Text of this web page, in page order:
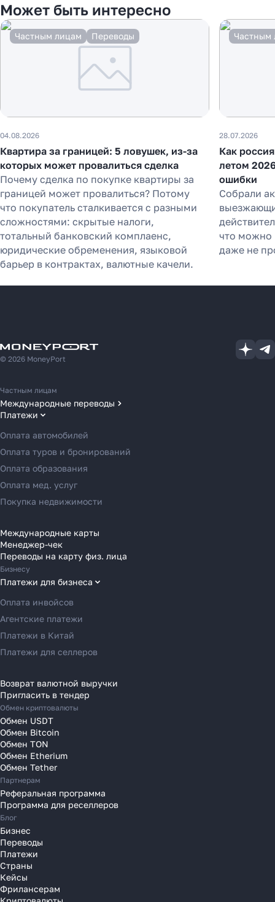
Может быть интересно
Частным лицам Переводы
04.08.2026
Квартира за границей: 5 ловушек, из-за
которых может провалиться сделка
Почему сделка по покупке квартиры за
границей может провалиться? Потому
что покупатель сталкивается с разными
сложностями: скрытые налоги,
тотальный банковский комплаенс,
юридические обременения, языковой
барьер в контрактах, валютные качели.
Частным
28.07.2026
Как
летом
ошибки
Собрали
что можно
даже не
© 2026 MoneyPort
Частным лицам
Международные переводы
Переводы в США
Переводы в ОАЭ
Переводы в Европу
Переводы в Азию
Переводы в Россию
Переводы в Австрию
Переводы в Болгарию
Переводы в Венгрию
Переводы в Великобританию
Переводы в Грецию
Переводы в Германию
Переводы в Ирландию
Переводы в Испанию
Переводы в Италию
Переводы в Латвию
Переводы в Литву
Переводы в Молдавию
Переводы в Монако
Переводы в Нидерланды
Переводы в Польшу
Переводы в Португалию
Переводы в Румынию
Переводы в Сербию
Переводы в Словакию
Переводы в Словению
Переводы в Финляндию
Переводы в Францию
Переводы в Хорватию
Платежи
Оплата автомобилей
Оплата туров и бронирований
Оплата образования
Оплата мед. услуг
Покупка недвижимости
Международные карты
Менеджер-чек
Переводы на карту физ. лица
Бизнесу
Платежи для бизнеса
Оплата инвойсов
Агентские платежи
Платежи в Китай
Платежи для селлеров
Возврат валютной выручки
Пригласить в тендер
Обмен криптовалюты
Обмен USDT
Обмен Bitcoin
Обмен TON
Обмен Etherium
Обмен Tether
Партнерам
Реферальная программа
Программа для реселлеров
Блог
Бизнес
Переводы
Платежи
Страны
Кейсы
Фрилансерам